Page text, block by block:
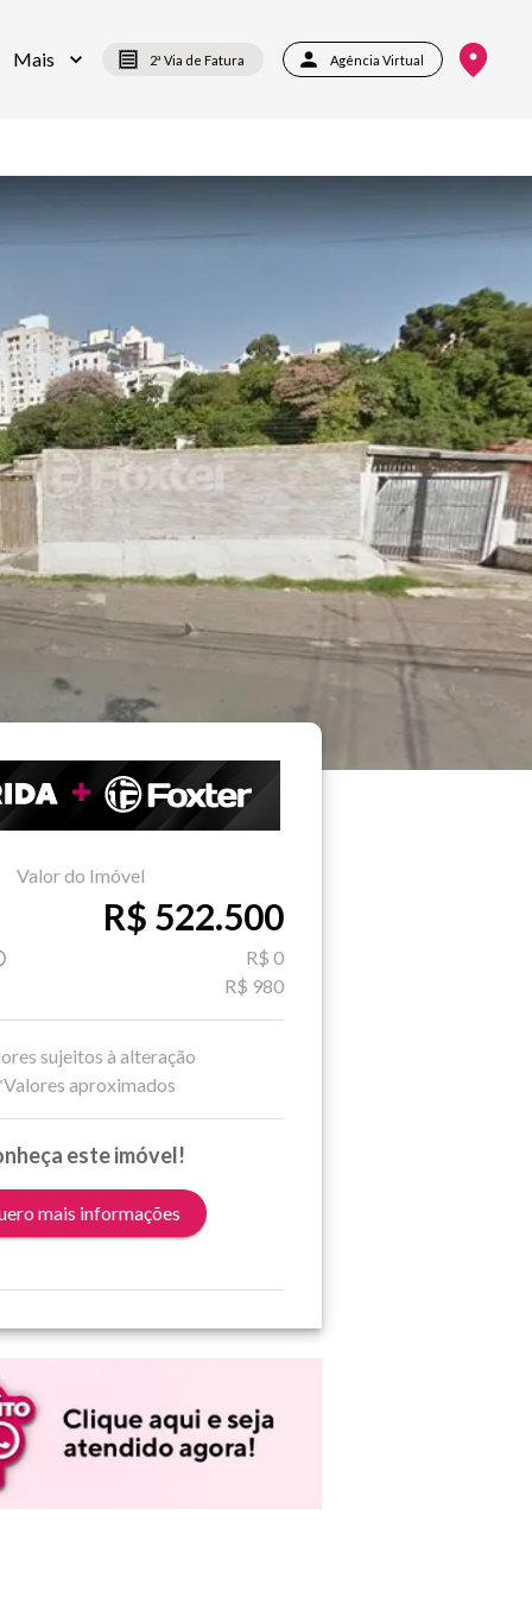
Mais 2ª Via de Fatura Agência Virtual
Valor do Imóvel
R$ 522.500
R$ 0
R$ 980
sujeitos à alteração
aproximados
este imóvel!
mais informações